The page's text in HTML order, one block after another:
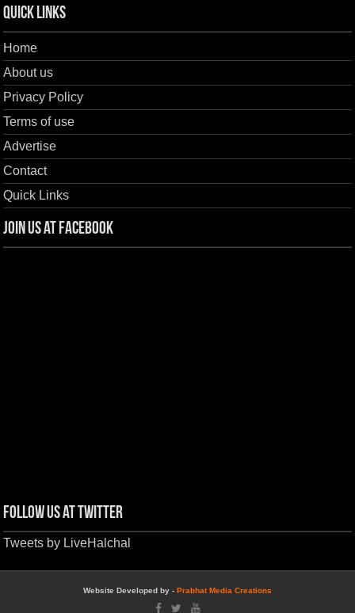
Quick Links
Home
About us
Privacy Policy
Terms of use
Advertise
Contact
Quick Links
Join us at Facebook
Follow us at Twitter
Tweets by LiveHalchal
Website Developed by - Prabhat Media Creations